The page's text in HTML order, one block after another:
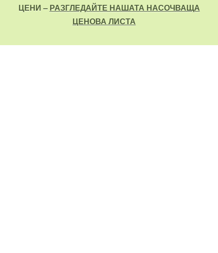
ЦЕНИ – РАЗГЛЕДАЙТЕ НАШАТА НАСОЧВАЩА
ЦЕНОВА ЛИСТА